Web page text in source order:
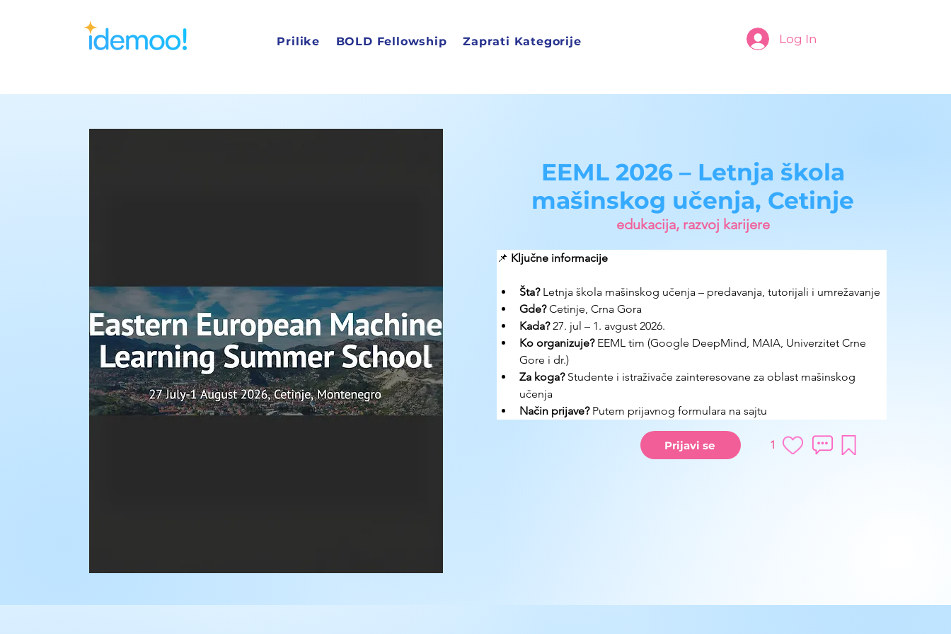
Prilike BOLD Fellowship Zaprati Kategorije Log In
EEML 2026 – Letnja škola
mašinskog učenja, Cetinje
edukacija, razvoj karijere
📌 Ključne informacije
Šta? Letnja škola mašinskog učenja – predavanja, tutorijali i umrežavanje
Gde? Cetinje, Crna Gora
Kada? 27. jul – 1. avgust 2026.
Ko organizuje? EEML tim (Google DeepMind, MAIA, Univerzitet Crne
Gore i dr.)
Za koga? Studente i istraživače zainteresovane za oblast mašinskog
učenja
Način prijave? Putem prijavnog formulara na sajtu
Prijavi se 1